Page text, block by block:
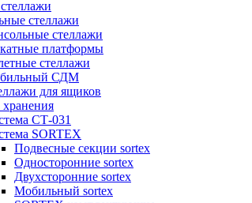
стеллажи
стеллажи
платформы
стеллажи
СДМ
для ящиков
СТ-031
SORTEX
Подвесные секции sortex
Односторонние sortex
Двухсторонние sortex
Мобильный sortex